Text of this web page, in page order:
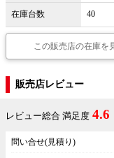
在庫台数 40
この販売店の在庫を
販売店レビュー
レビュー総合 満足度 4.6
問い合せ(見積り)